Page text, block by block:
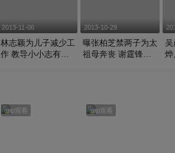
2013-11-06
林志颖为儿子减少工
作 教导小小志有妙
2013-10-29
曝张柏芝禁两子为太
祖母奔丧 谢霆锋否
烨
app观看 app观看